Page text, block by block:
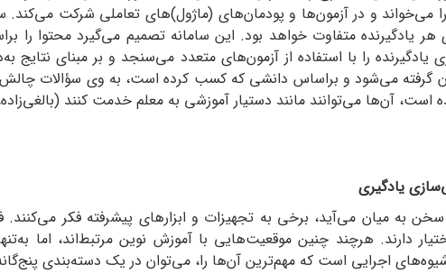
می‌خواند و در آزمون‌ها و پودمان‌های (ماژول)‌های تعاملی شرکت می‌کند.
هر یادگیرنده متفاوت خواهد بود. این سامانه تصمیم می‌گیرد محتوا را
را با استفاده از آزمون‌های متعدد می‌سنجد و بر مبنای نتایج
گرفته می‌شود و براساس دانشی که کسب کرده است، به وی سؤالات
می‌توانند مانند دستیار آموزشی به معلم خدمت کنند (بالغی‌زاده، 1۴00: 9-
یادگیری
به میان می‌آید، برخی به تجهیزات و ابزارهای پیشرفته فکر
دارند. هرچند چنین موقعیت‌هایی با آموزش نوین مرتبط‌اند، اما
اجرایی است که مهم‌ترین آن‌ها را، می‌توان در یک دسته‌بندی پنج‌گانه گنجاند